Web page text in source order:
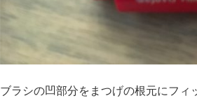
ブラシの凹部分をまつげの根元にフ